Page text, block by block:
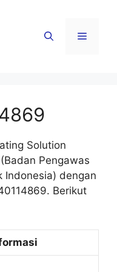
Menu
Solution
Pengawas
Indonesia) dengan
Berikut